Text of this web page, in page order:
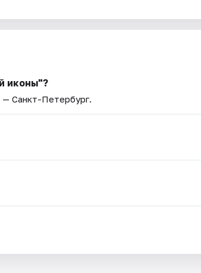
иконы"?
— Санкт-Петербург.